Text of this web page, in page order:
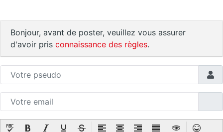
Bonjour, avant de poster, veuillez vous assurer
d'avoir pris connaissance des règles.